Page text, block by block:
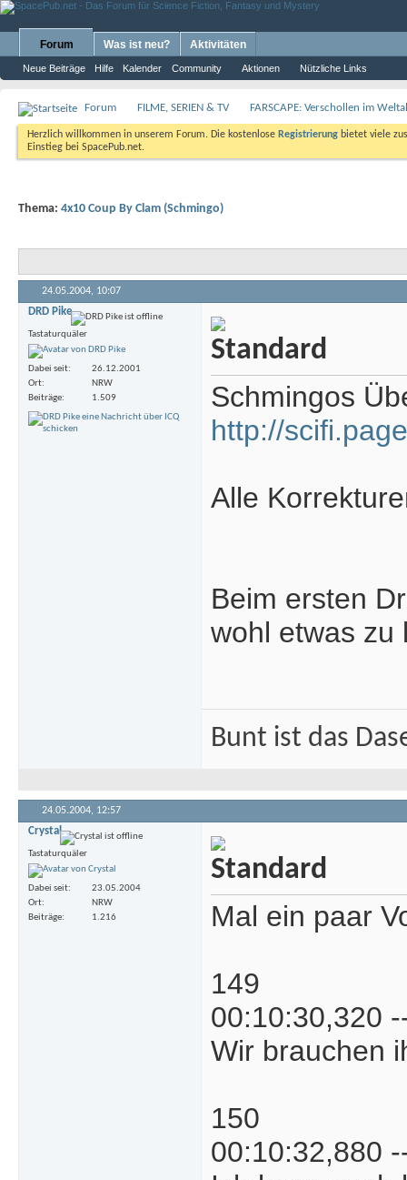
Forum
Neue Beiträge Hilfe Kalender Community Aktionen Nützliche Links
Was ist neu? Aktivitäten
Forum FILME, SERIEN & TV FARSCAPE: Verschollen im
Herzlich willkommen in unserem Forum. Die kostenlose Registrierung bietet viele
Einstieg bei SpacePub.net.
Thema: 4x10 Coup By Clam (Schmingo)
24.05.2004, 10:07
DRD Pike
Tastaturquäler
Dabei seit
26.12.2001
Ort
NRW
Beiträge
1.509
Schmingos
http://
Alle
Beim ersten
wohl etwas zu
Bunt ist das
24.05.2004, 12:57
Crystal
Tastaturquäler
Dabei seit
23.05.2004
Ort
NRW
Beiträge
1.216 Mal ein paar
149
00:10:30,320
Wir brauchen
150
00:10:32,880